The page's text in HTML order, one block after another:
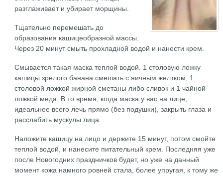
разглаживает и убирает морщины.
Тщательно перемешать до
образования кашицеобразной массы.
Через 20 минут смыть прохладной водой и нанести крем.
Смывается такая маска теплой водой. 1 столовую ложку
кашицы зрелого банана смешать с яичным желтком, 1
столовой ложкой жирной сметаны либо сливок и 1 чайной
ложкой меда. В то время, когда маска у вас на лице,
идеальнее всего лечь прямо (без подушки), закрыть глаза и
расслабить мускулы лица.
Наложите кашицу на лицо и держите 15 минут, потом смойте
теплой водой, и нанесите питательный крем. Последняя уже
после Новогодних праздничков будет, но уже на данный
момент кожа намного ровней стала, более упругая, к тому же